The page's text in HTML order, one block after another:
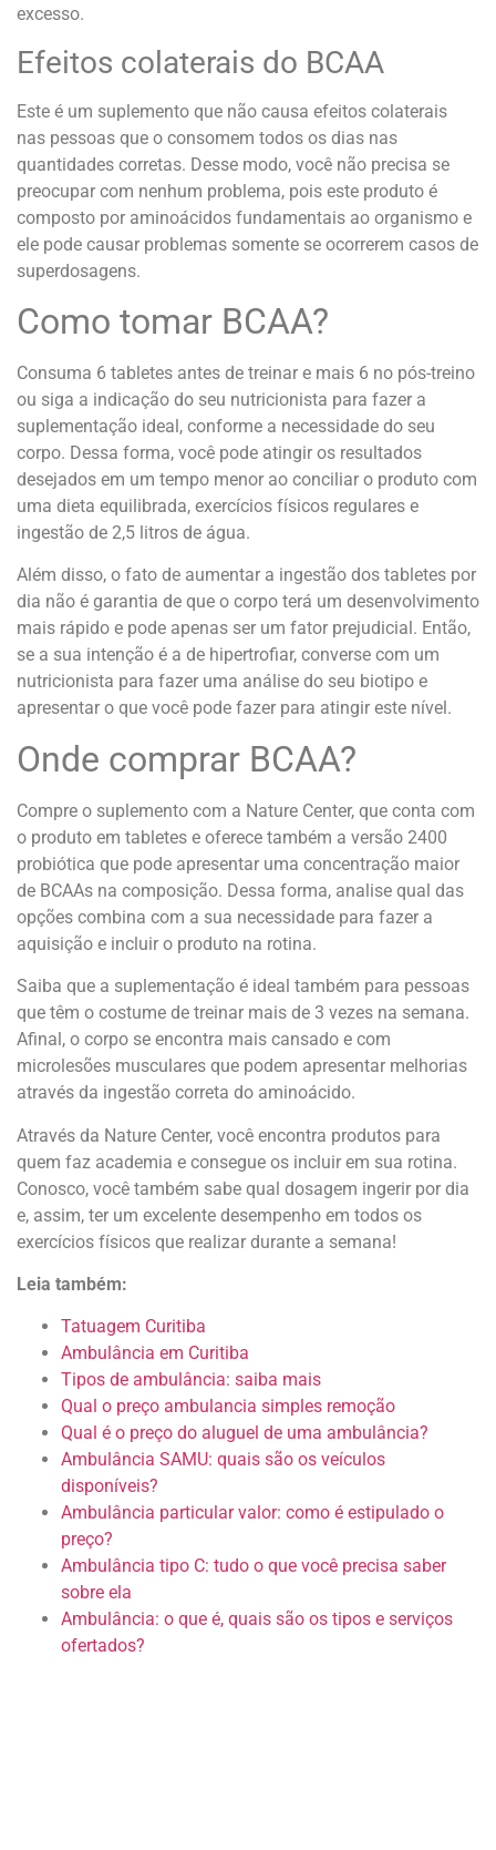
excesso.
Efeitos colaterais do BCAA
Este é um suplemento que não causa efeitos colaterais
nas pessoas que o consomem todos os dias nas
quantidades corretas. Desse modo, você não precisa se
preocupar com nenhum problema, pois este produto é
composto por aminoácidos fundamentais ao organismo e
ele pode causar problemas somente se ocorrerem casos de
superdosagens.
Como tomar BCAA?
Consuma 6 tabletes antes de treinar e mais 6 no pós-treino
ou siga a indicação do seu nutricionista para fazer a
suplementação ideal, conforme a necessidade do seu
corpo. Dessa forma, você pode atingir os resultados
desejados em um tempo menor ao conciliar o produto com
uma dieta equilibrada, exercícios físicos regulares e
ingestão de 2,5 litros de água.
Além disso, o fato de aumentar a ingestão dos tabletes por
dia não é garantia de que o corpo terá um desenvolvimento
mais rápido e pode apenas ser um fator prejudicial. Então,
se a sua intenção é a de hipertrofiar, converse com um
nutricionista para fazer uma análise do seu biotipo e
apresentar o que você pode fazer para atingir este nível.
Onde comprar BCAA?
Compre o suplemento com a Nature Center, que conta com
o produto em tabletes e oferece também a versão 2400
probiótica que pode apresentar uma concentração maior
de BCAAs na composição. Dessa forma, analise qual das
opções combina com a sua necessidade para fazer a
aquisição e incluir o produto na rotina.
Saiba que a suplementação é ideal também para pessoas
que têm o costume de treinar mais de 3 vezes na semana.
Afinal, o corpo se encontra mais cansado e com
microlesões musculares que podem apresentar melhorias
através da ingestão correta do aminoácido.
Através da Nature Center, você encontra produtos para
quem faz academia e consegue os incluir em sua rotina.
Conosco, você também sabe qual dosagem ingerir por dia
e, assim, ter um excelente desempenho em todos os
exercícios físicos que realizar durante a semana!
Leia também:
Tatuagem Curitiba
Ambulância em Curitiba
Tipos de ambulância: saiba mais
Qual o preço ambulancia simples remoção
Qual é o preço do aluguel de uma ambulância?
Ambulância SAMU: quais são os veículos
disponíveis?
Ambulância particular valor: como é estipulado o
preço?
Ambulância tipo C: tudo o que você precisa saber
sobre ela
Ambulância: o que é, quais são os tipos e serviços
ofertados?